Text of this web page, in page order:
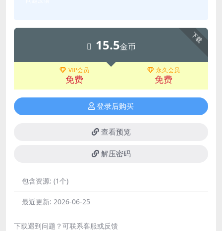
下载
15.5金币
VIP会员
免费
永久会员
免费
登录后购买
查看预览
解压密码
包含资源: (1个)
最近更新: 2026-06-25
下载遇到问题？可联系客服或反馈